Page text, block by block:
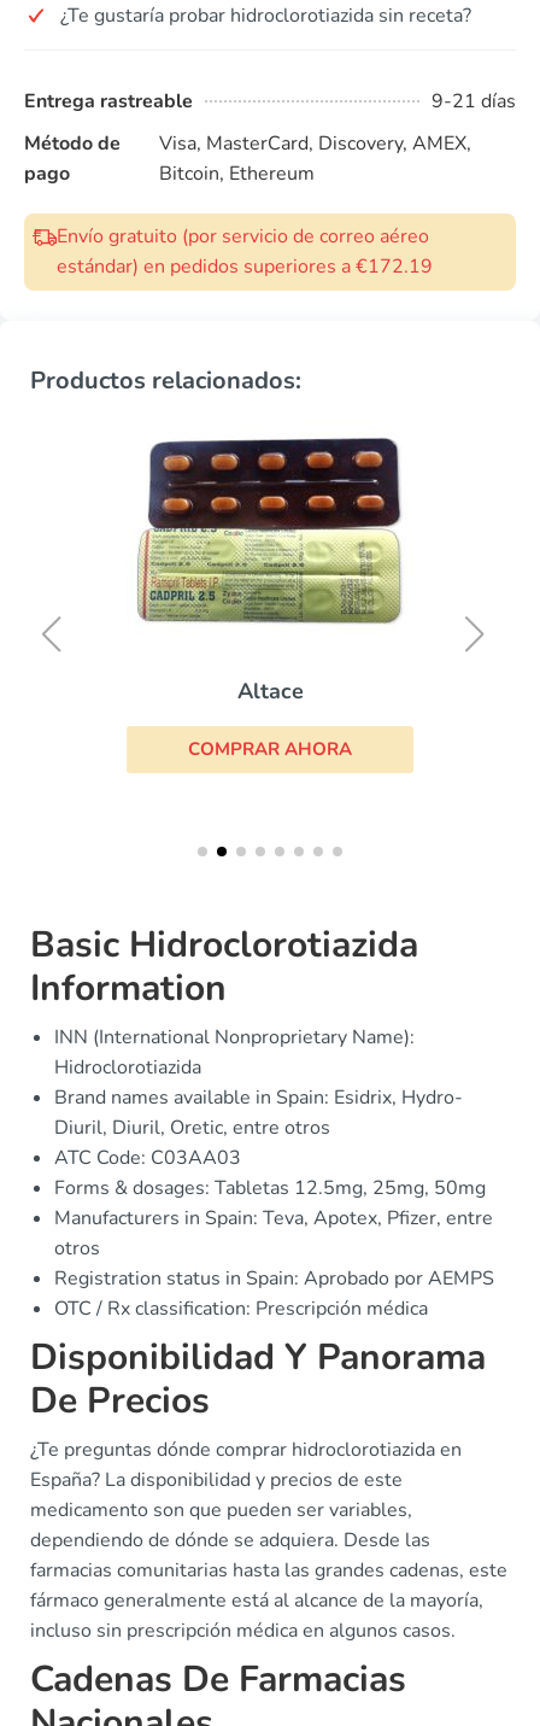
¿Te gustaría probar hidroclorotiazida sin receta?
Entrega rastreable
9-21 días
Método de
pago
Visa, MasterCard, Discovery, AMEX,
Bitcoin, Ethereum
Envío gratuito (por servicio de correo aéreo
estándar) en pedidos superiores a €172.19
Productos relacionados:
Altace
COMPRAR AHORA
Basic Hidroclorotiazida
Information
INN (International Nonproprietary Name):
Hidroclorotiazida
Brand names available in Spain: Esidrix, Hydro-
Diuril, Diuril, Oretic, entre otros
ATC Code: C03AA03
Forms & dosages: Tabletas 12.5mg, 25mg, 50mg
Manufacturers in Spain: Teva, Apotex, Pfizer, entre
otros
Registration status in Spain: Aprobado por AEMPS
OTC / Rx classification: Prescripción médica
Disponibilidad Y Panorama
De Precios
¿Te preguntas dónde comprar hidroclorotiazida en
España? La disponibilidad y precios de este
medicamento son que pueden ser variables,
dependiendo de dónde se adquiera. Desde las
farmacias comunitarias hasta las grandes cadenas, este
fármaco generalmente está al alcance de la mayoría,
incluso sin prescripción médica en algunos casos.
Cadenas De Farmacias